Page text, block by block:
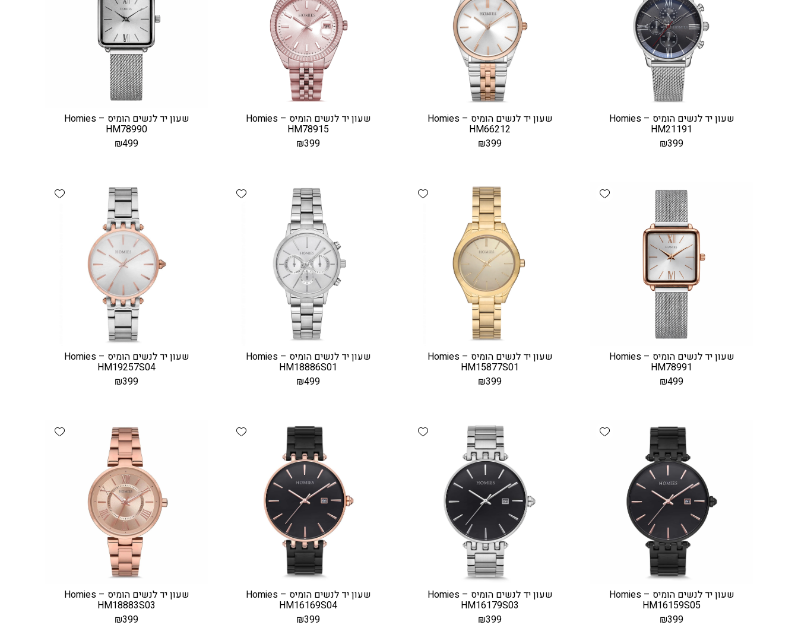
שעון יד לנשים הומיס – Homies
HM21191
₪399
שעון יד לנשים הומיס – Homies
HM66212
₪399
שעון יד לנשים הומיס – Homies
HM78915
₪399
שעון יד לנשים הומיס – Homies
HM78990
₪499
Add wishlist
שעון יד לנשים הומיס – Homies
HM78991
₪499
Add wishlist
שעון יד לנשים הומיס – Homies
HM15877S01
₪399
Add wishlist
שעון יד לנשים הומיס – Homies
HM18886S01
₪499
Add wishlist
שעון יד לנשים הומיס – Homies
HM19257S04
₪399
Add wishlist
שעון יד לנשים הומיס – Homies
HM16159S05
₪399
Add wishlist
שעון יד לנשים הומיס – Homies
HM16179S03
₪399
Add wishlist
שעון יד לנשים הומיס – Homies
HM16169S04
₪399
Add wishlist
שעון יד לנשים הומיס – Homies
HM18883S03
₪399